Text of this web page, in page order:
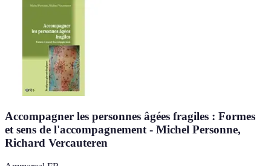
Accompagner les personnes âgées fragiles : Formes
et sens de l'accompagnement - Michel Personne,
Richard Vercauteren